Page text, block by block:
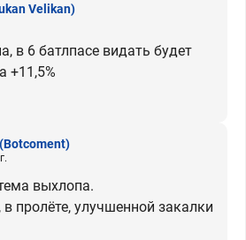
Velikan)
в 6 батлпасе видать будет
+11,5%
(Botcoment)
выхлопа.
пролёте, улучшенной закалки